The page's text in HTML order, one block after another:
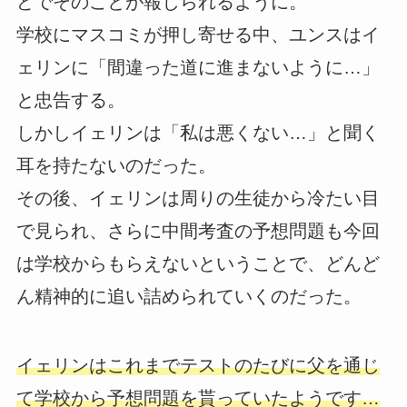
学校にマスコミが押し寄せる中、ユンスはイ
ェリンに「間違った道に進まないように…」
と忠告する。
しかしイェリンは「私は悪くない…」と聞く
耳を持たないのだった。
その後、イェリンは周りの生徒から冷たい目
で見られ、さらに中間考査の予想問題も今回
は学校からもらえないということで、どんど
ん精神的に追い詰められていくのだった。
イェリンはこれまでテストのたびに父を通じ
て学校から予想問題を貰っていたようです…